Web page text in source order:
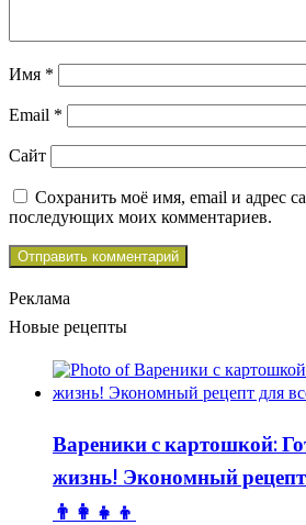
Имя *
Email *
Сайт
Сохранить моё имя, email и адрес
последующих моих комментариев.
Реклама
Новые рецепты
Вареники с картошкой:
жизнь! Экономный рецепт
👨👩👧👦